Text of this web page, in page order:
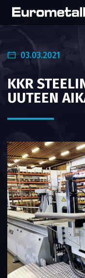
03.03.2021
KKR
UUTEEN